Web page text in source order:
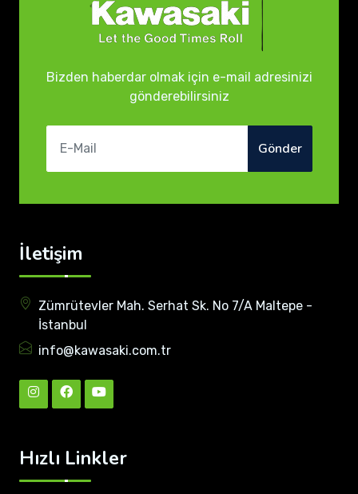
Bizden haberdar olmak için e-mail adresinizi
gönderebilirsiniz
Gönder
İletişim
Zümrütevler Mah. Serhat Sk. No 7/A Maltepe -
İstanbul
info@kawasaki.com.tr
Hızlı Linkler